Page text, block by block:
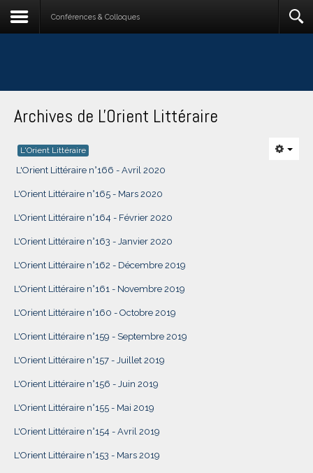
Conférences & Colloques
Archives de L'Orient Littéraire
L'Orient Littéraire
L'Orient Littéraire n°166 - Avril 2020
L'Orient Littéraire n°165 - Mars 2020
L'Orient Littéraire n°164 - Février 2020
L'Orient Littéraire n°163 - Janvier 2020
L'Orient Littéraire n°162 - Décembre 2019
L'Orient Littéraire n°161 - Novembre 2019
L'Orient Littéraire n°160 - Octobre 2019
L'Orient Littéraire n°159 - Septembre 2019
L'Orient Littéraire n°157 - Juillet 2019
L'Orient Littéraire n°156 - Juin 2019
L'Orient Littéraire n°155 - Mai 2019
L'Orient Littéraire n°154 - Avril 2019
L'Orient Littéraire n°153 - Mars 2019